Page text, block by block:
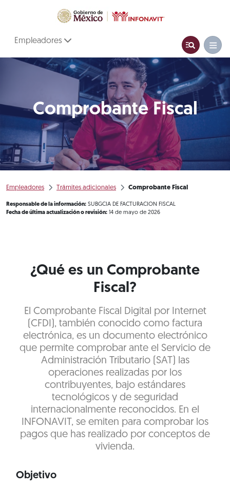
Empleadores
Comprobante Fiscal
Empleadores Trámites adicionales Comprobante Fiscal
Responsable de la información: SUBGCIA DE FACTURACION FISCAL
Fecha de última actualización o revisión: 14 de mayo de 2026
¿Qué es un Comprobante
Fiscal?
El Comprobante Fiscal Digital por Internet
(CFDI), también conocido como factura
electrónica, es un documento electrónico
que permite comprobar ante el Servicio de
Administración Tributario (SAT) las
operaciones realizadas por los
contribuyentes, bajo estándares
tecnológicos y de seguridad
internacionalmente reconocidos. En el
INFONAVIT, se emiten para comprobar los
pagos que has realizado por conceptos de
vivienda.
Objetivo